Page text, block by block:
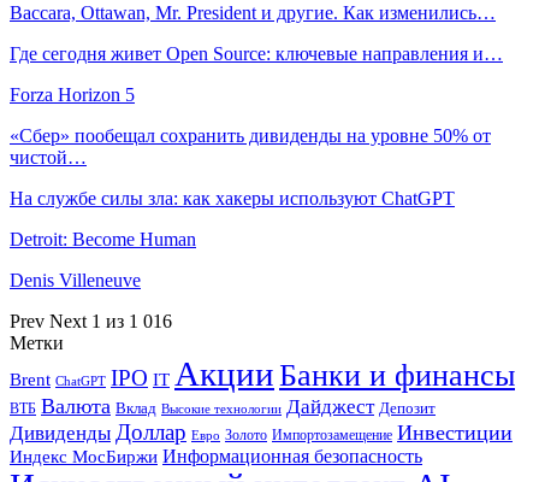
Baccara, Ottawan, Mr. President и другие. Как изменились…
Где сегодня живет Open Source: ключевые направления и…
Forza Horizon 5
«Сбер» пообещал сохранить дивиденды на уровне 50% от
чистой…
На службе силы зла: как хакеры используют ChatGPT
Detroit: Become Human
Denis Villeneuve
Prev Next 1 из 1 016
Метки
Brent ChatGPT IPO IT Акции Банки и финансы
ВТБ Валюта Вклад Высокие технологии Дайджест Депозит
Дивиденды Доллар Евро Золото Импортозамещение Инвестиции
Индекс МосБиржи Информационная безопасность